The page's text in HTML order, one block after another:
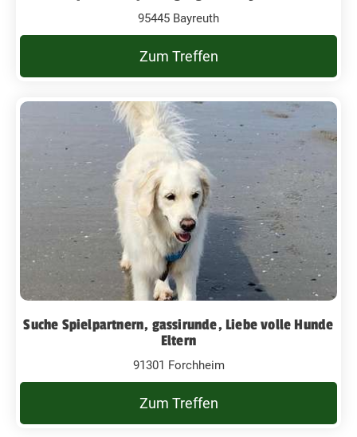
95445 Bayreuth
Zum Treffen
Suche Spielpartnern, gassirunde, Liebe volle Hunde
Eltern
91301 Forchheim
Zum Treffen